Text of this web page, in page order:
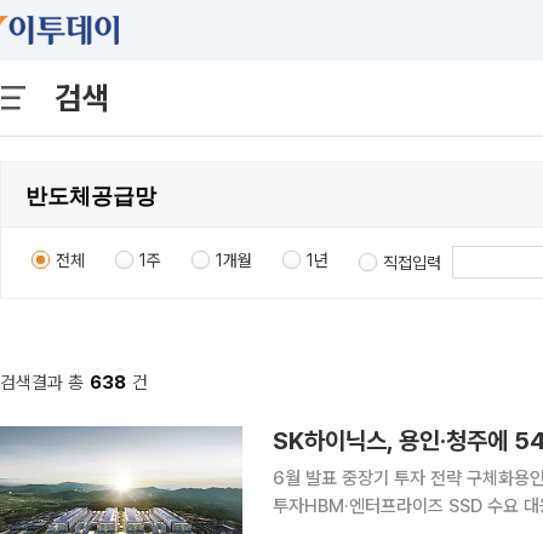
검색
전체 1주 1개월 1년 직접입력
검색결과 총 638 건
SK하이닉스, 용인·청주에
6월 발표 중장기 투자 전략 구체화
투자HBM·엔터프라이즈 SSD 수요 대응2033